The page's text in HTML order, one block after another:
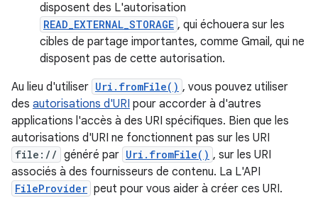
disposent des L'autorisation
READ_EXTERNAL_STORAGE , qui échouera sur les
cibles de partage importantes, comme Gmail, qui ne
disposent pas de cette autorisation.
Au lieu d'utiliser Uri.fromFile() , vous pouvez utiliser
des autorisations d'URI pour accorder à d'autres
applications l'accès à des URI spécifiques. Bien que les
autorisations d'URI ne fonctionnent pas sur les URI
file:// généré par Uri.fromFile() , sur les URI
associés à des fournisseurs de contenu. La L'API
FileProvider peut pour vous aider à créer ces URI.